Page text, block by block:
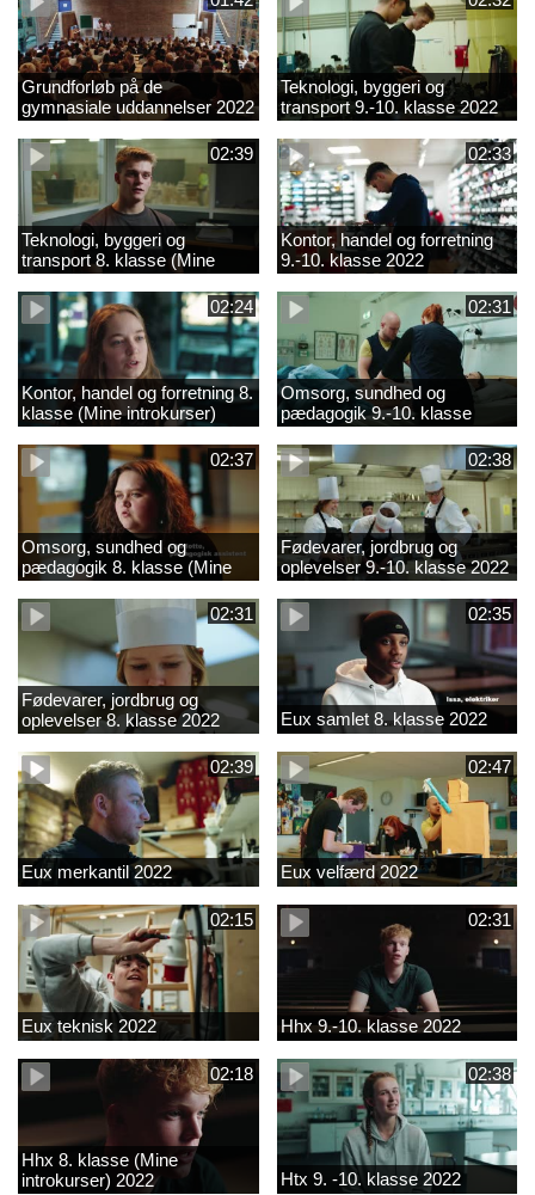
Grundforløb på de
gymnasiale uddannelser 2022
Teknologi, byggeri og
transport 9.-10. klasse 2022
02:39
Teknologi, byggeri og
transport 8. klasse (Mine
introkurser) 2022
02:33
Kontor, handel og forretning
9.-10. klasse 2022
02:24
Kontor, handel og forretning 8.
klasse (Mine introkurser)
2022
02:31
Omsorg, sundhed og
pædagogik 9.-10. klasse
2022
02:37
Omsorg, sundhed og
pædagogik 8. klasse (Mine
introkurser) 2022
02:38
Fødevarer, jordbrug og
oplevelser 9.-10. klasse 2022
02:31
Fødevarer, jordbrug og
oplevelser 8. klasse 2022
02:35
Eux samlet 8. klasse 2022
02:39
Eux merkantil 2022
02:47
Eux velfærd 2022
02:15
Eux teknisk 2022
02:31
Hhx 9.-10. klasse 2022
02:18
Hhx 8. klasse (Mine
introkurser) 2022
02:38
Htx 9. -10. klasse 2022